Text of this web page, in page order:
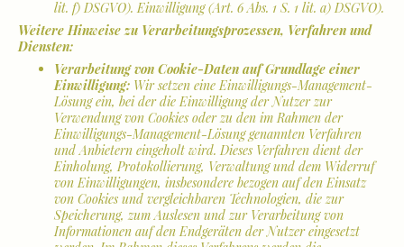
lit. f) DSGVO). Einwilligung (Art. 6 Abs. 1 S. 1 lit. a) DSGVO).
Weitere Hinweise zu Verarbeitungsprozessen, Verfahren und
Diensten:
Verarbeitung von Cookie-Daten auf Grundlage einer
Einwilligung: Wir setzen eine Einwilligungs-Management-
Lösung ein, bei der die Einwilligung der Nutzer zur
Verwendung von Cookies oder zu den im Rahmen der
Einwilligungs-Management-Lösung genannten Verfahren
und Anbietern eingeholt wird. Dieses Verfahren dient der
Einholung, Protokollierung, Verwaltung und dem Widerruf
von Einwilligungen, insbesondere bezogen auf den Einsatz
von Cookies und vergleichbaren Technologien, die zur
Speicherung, zum Auslesen und zur Verarbeitung von
Informationen auf den Endgeräten der Nutzer eingesetzt